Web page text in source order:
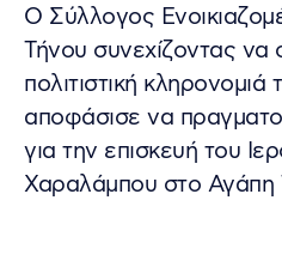
Ο Σύλλογος
Τήνου συνεχίζοντας να
πολιτιστική
αποφάσισε να
για την επισκευή του
Χαραλάμπου στο Αγάπη